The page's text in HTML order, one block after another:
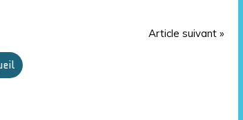
Article suivant »